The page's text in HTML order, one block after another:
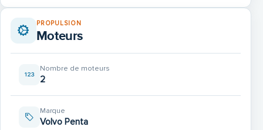
Heckschraube Fabrikat: Sidepower SE60
PROPULSION
Moteurs
Nombre de moteurs
2
Marque
Volvo Penta